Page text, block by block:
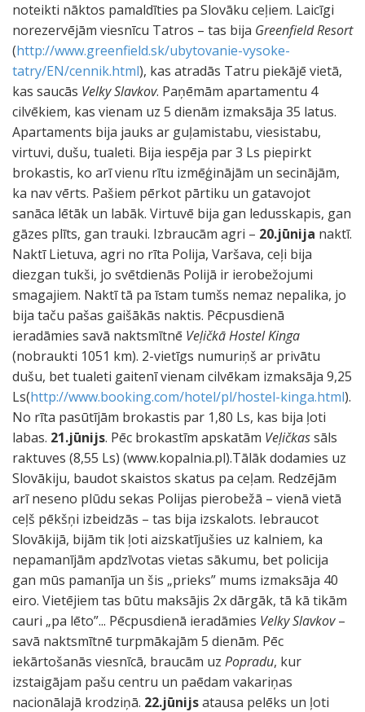
noteikti nāktos pamaldīties pa Slovāku ceļiem. Laicīgi
norezervējām viesnīcu Tatros – tas bija Greenfield Resort
(http://www.greenfield.sk/ubytovanie-vysoke-
tatry/EN/cennik.html), kas atradās Tatru piekājē vietā,
kas saucās Velky Slavkov. Paņēmām apartamentu 4
cilvēkiem, kas vienam uz 5 dienām izmaksāja 35 latus.
Apartaments bija jauks ar guļamistabu, viesistabu,
virtuvi, dušu, tualeti. Bija iespēja par 3 Ls piepirkt
brokastis, ko arī vienu rītu izmēģinājām un secinājām,
ka nav vērts. Pašiem pērkot pārtiku un gatavojot
sanāca lētāk un labāk. Virtuvē bija gan ledusskapis, gan
gāzes plīts, gan trauki. Izbraucām agri – 20.jūnija naktī.
Naktī Lietuva, agri no rīta Polija, Varšava, ceļi bija
diezgan tukši, jo svētdienās Polijā ir ierobežojumi
smagajiem. Naktī tā pa īstam tumšs nemaz nepalika, jo
bija taču pašas gaišākās naktis. Pēcpusdienā
ieradāmies savā naktsmītnē Veļičkā Hostel Kinga
(nobraukti 1051 km). 2-vietīgs numuriņš ar privātu
dušu, bet tualeti gaitenī vienam cilvēkam izmaksāja 9,25
Ls(http://www.booking.com/hotel/pl/hostel-kinga.html).
No rīta pasūtījām brokastis par 1,80 Ls, kas bija ļoti
labas. 21.jūnijs. Pēc brokastīm apskatām Veļičkassāls
raktuves (8,55 Ls) (www.kopalnia.pl).Tālāk dodamies uz
Slovākiju, baudot skaistos skatus pa ceļam. Redzējām
arī neseno plūdu sekas Polijas pierobežā – vienā vietā
ceļš pēkšņi izbeidzās – tas bija izskalots. Iebraucot
Slovākijā, bijām tik ļoti aizskatījušies uz kalniem, ka
nepamanījām apdzīvotas vietas sākumu, bet policija
gan mūs pamanīja un šis „prieks” mums izmaksāja 40
eiro. Vietējiem tas būtu maksājis 2x dārgāk, tā kā tikām
cauri „pa lēto”... Pēcpusdienā ieradāmies Velky Slavkov–
savā naktsmītnē turpmākajām 5 dienām. Pēc
iekārtošanās viesnīcā, braucām uz Popradu, kur
izstaigājam pašu centru un paēdam vakariņas
nacionālajā krodziņā. 22.jūnijsatausa pelēks un ļoti